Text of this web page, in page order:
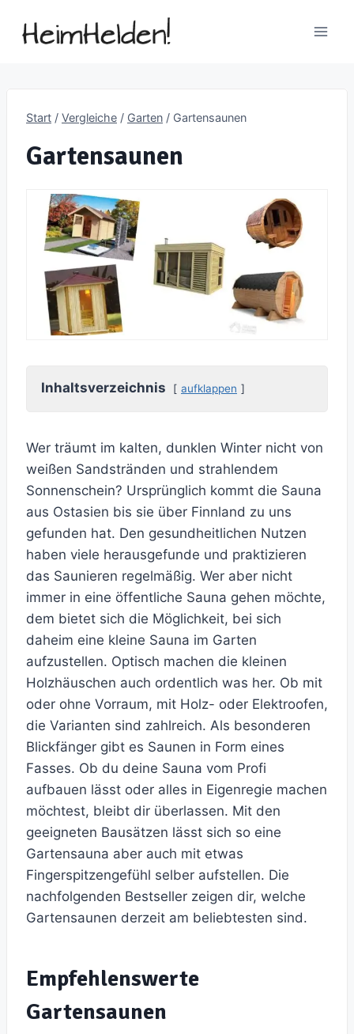
Inhalt
Start / Vergleiche / Garten / Gartensaunen
Gartensaunen
Inhaltsverzeichnis aufklappen
Wer träumt im kalten, dunklen Winter nicht von
weißen Sandstränden und strahlendem
Sonnenschein? Ursprünglich kommt die Sauna
aus Ostasien bis sie über Finnland zu uns
gefunden hat. Den gesundheitlichen Nutzen
haben viele herausgefunde und praktizieren
das Saunieren regelmäßig. Wer aber nicht
immer in eine öffentliche Sauna gehen möchte,
dem bietet sich die Möglichkeit, bei sich
daheim eine kleine Sauna im Garten
aufzustellen. Optisch machen die kleinen
Holzhäuschen auch ordentlich was her. Ob mit
oder ohne Vorraum, mit Holz- oder Elektroofen,
die Varianten sind zahlreich. Als besonderen
Blickfänger gibt es Saunen in Form eines
Fasses. Ob du deine Sauna vom Profi
aufbauen lässt oder alles in Eigenregie machen
möchtest, bleibt dir überlassen. Mit den
geeigneten Bausätzen lässt sich so eine
Gartensauna aber auch mit etwas
Fingerspitzengefühl selber aufstellen. Die
nachfolgenden Bestseller zeigen dir, welche
Gartensaunen derzeit am beliebtesten sind.
Empfehlenswerte
Gartensaunen